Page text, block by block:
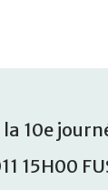
10e
15H00